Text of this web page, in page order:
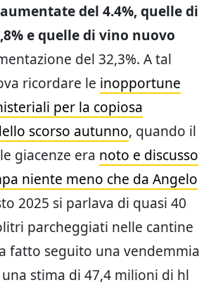
del 4.4%, quelle di
e quelle di vino nuovo
del 32,3%. A tal
ricordare le inopportune
per la copiosa
scorso autunno, quando il
giacenze era noto e discusso
niente meno che da Angelo
2025 si parlava di quasi 40
parcheggiati nelle cantine
fatto seguito una vendemmia
stima di 47,4 milioni di hl